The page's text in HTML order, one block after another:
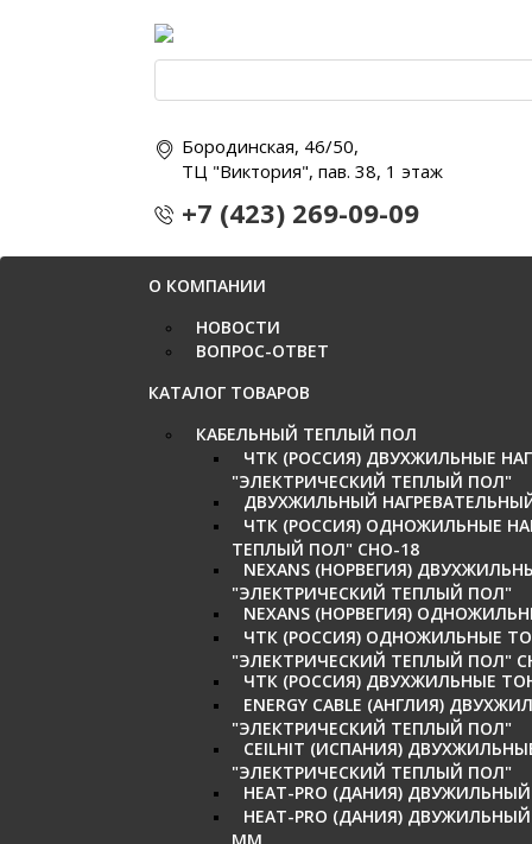
Бородинская, 46/50,
ТЦ "Виктория", пав. 38, 1 этаж
+7 (423) 269-09-09
+7 (423) 224-26-59
+7 902 483 09 09
О КОМПАНИИ
НОВОСТИ
ВОПРОС-ОТВЕТ
КАТАЛОГ ТОВАРОВ
КАБЕЛЬНЫЙ ТЕПЛЫЙ ПОЛ
ЧТК (РОССИЯ) ДВУХЖИЛЬНЫЕ
"ЭЛЕКТРИЧЕСКИЙ ТЕПЛЫЙ ПОЛ"
ДВУХЖИЛЬНЫЙ
ЧТК (РОССИЯ) ОДНОЖИЛЬНЫЕ
ТЕПЛЫЙ ПОЛ" СНО-18
NEXANS (НОРВЕГИЯ)
"ЭЛЕКТРИЧЕСКИЙ ТЕПЛЫЙ ПОЛ"
NEXANS (НОРВЕГИЯ)
ЧТК (РОССИЯ) ОДНОЖИЛЬНЫЕ
"ЭЛЕКТРИЧЕСКИЙ ТЕПЛЫЙ ПОЛ"
ЧТК (РОССИЯ) ДВУХЖИЛЬНЫЕ
ENERGY CABLE (АНГЛИЯ)
"ЭЛЕКТРИЧЕСКИЙ ТЕПЛЫЙ ПОЛ"
CEILHIT (ИСПАНИЯ)
"ЭЛЕКТРИЧЕСКИЙ ТЕПЛЫЙ ПОЛ"
HEAT-PRO (ДАНИЯ)
HEAT-PRO (ДАНИЯ)
ММ